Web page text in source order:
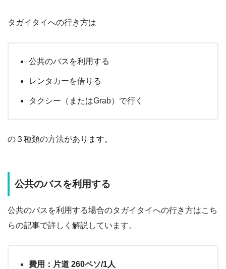
タガイタイへの行き方は
公共のバスを利用する
レンタカーを借りる
タクシー（またはGrab）で行く
の３種類の方法があります。
公共のバスを利用する
公共のバスを利用する場合のタガイタイへの行き方はこち
らの記事で詳しく解説しています。
費用：片道 260ペソ/1人